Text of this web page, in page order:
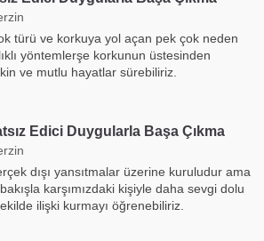
türü ve korkuya yol açan pek çok neden
yöntemlerşe korkunun üstesinden
ve mutlu hayatlar sürebiliriz.
Edici Duygularla Başa Çıkma
dışı yansıtmalar üzerine kuruludur ama
karşımızdaki kişiyle daha sevgi dolu
ilişki kurmayı öğrenebiliriz.